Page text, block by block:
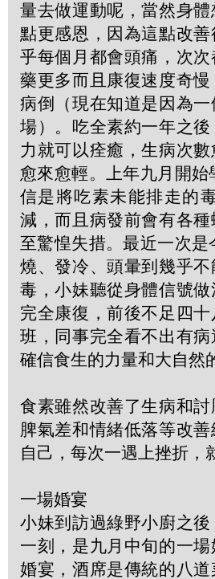
量去做運動呢，當然身
點更感恩，因為這點改
乎每個月都會頭痛，次
藥更多而且康復速度奇
病倒（現在知道是因為
場）。吃全素約一年之
力就可以痊癒，生病次
愈來愈輕。上年九月開
信是將吃素未能排走的
減，而且病發前會有各
至驚惶失措。最近一次
燒、發冷、頭暈到幾乎
毒，小妹聽從身體信號
完全康復，前後不足四
班，同事完全看不出有
確信食生的力量和大自然
食素雖然改善了生病和
脾氣差和情緒低落等改
自己，每次一遇上挫折，
一場婚宴
小妹到訪過綠野小廚之
一刻，是九月中旬的一
婚宴，酒席是傳統的八